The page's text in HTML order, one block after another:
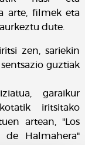
arte, filmek eta
dute.
zen, sariekin
guztiak
garaikur
iritsitako
artean, "Los
Halmahera"